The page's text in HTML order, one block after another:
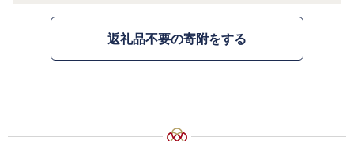
返礼品不要の寄附をする